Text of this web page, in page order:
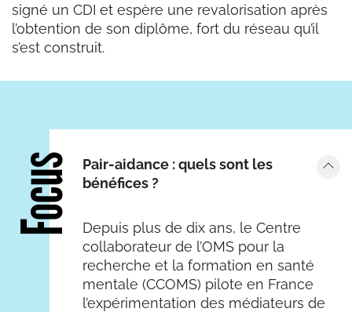
signé un CDI et espère une revalorisation après
l’obtention de son diplôme, fort du réseau qu’il
s’est construit.
Focus
Pair-aidance : quels sont les
bénéfices ?
Depuis plus de dix ans, le Centre
collaborateur de l’OMS pour la
recherche et la formation en santé
mentale (CCOMS) pilote en France
l’expérimentation des médiateurs de